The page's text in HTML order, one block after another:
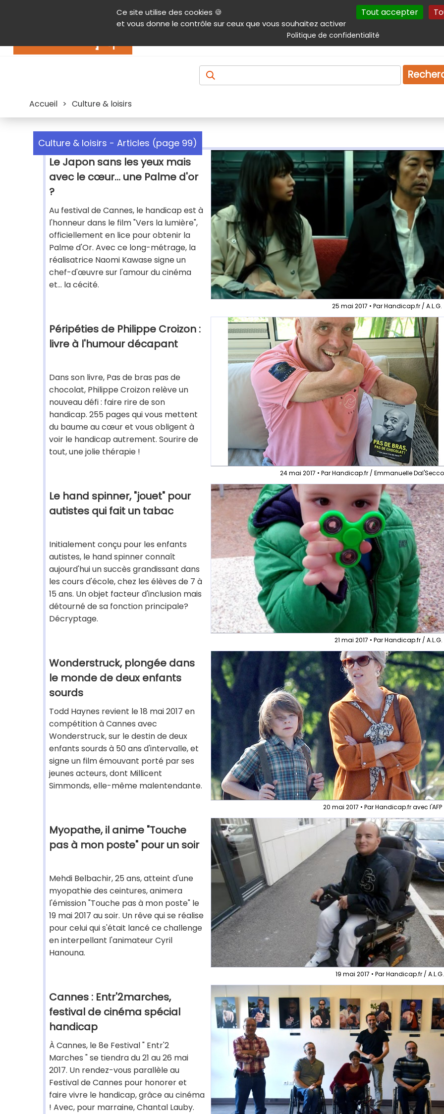
Ce site utilise des cookies 🍪
et vous donne le contrôle sur ceux que vous souhaitez activer
Tout accepter
Politique de confidentialité
Contenu Aide et accessibilité Menu principal Autres services Plan du site
Produits & services Emploi Droit
Accueil > Culture & loisirs
Culture & loisirs - Articles (page 99)
Le Japon sans les yeux mais
avec le cœur... une Palme d'or
?
Au festival de Cannes, le handicap est à
l'honneur dans le film "Vers la lumière",
officiellement en lice pour obtenir la
Palme d'Or. Avec ce long-métrage, la
réalisatrice Naomi Kawase signe un
chef-d'œuvre sur l'amour du cinéma
et... la cécité.
25 mai 2017 • Par Handicap.fr / A.L.G.
Péripéties de Philippe Croizon :
livre à l'humour décapant
Dans son livre, Pas de bras pas de
chocolat, Philippe Croizon relève un
nouveau défi : faire rire de son
handicap. 255 pages qui vous mettent
du baume au cœur et vous obligent à
voir le handicap autrement. Sourire de
tout, une jolie thérapie !
24 mai 2017 • Par Handicap.fr / Emmanuelle
Le hand spinner, "jouet" pour
autistes qui fait un tabac
Initialement conçu pour les enfants
autistes, le hand spinner connaît
aujourd'hui un succès grandissant dans
les cours d'école, chez les élèves de 7 à
15 ans. Un objet facteur d'inclusion mais
détourné de sa fonction principale?
Décryptage.
21 mai 2017 • Par Handicap.fr / A.L.G.
Wonderstruck, plongée dans
le monde de deux enfants
sourds
Todd Haynes revient le 18 mai 2017 en
compétition à Cannes avec
Wonderstruck, sur le destin de deux
enfants sourds à 50 ans d'intervalle, et
signe un film émouvant porté par ses
jeunes acteurs, dont Millicent
Simmonds, elle-même malentendante.
20 mai 2017 • Par Handicap.fr avec l'AFP
Myopathe, il anime "Touche
pas à mon poste" pour un soir
Mehdi Belbachir, 25 ans, atteint d'une
myopathie des ceintures, animera
l'émission "Touche pas à mon poste" le
19 mai 2017 au soir. Un rêve qui se réalise
pour celui qui s'était lancé ce challenge
en interpellant l'animateur Cyril
Hanouna.
19 mai 2017 • Par Handicap.fr /
Cannes : Entr'2marches,
festival de cinéma spécial
handicap
À Cannes, le 8e Festival " Entr'2
Marches " se tiendra du 21 au 26 mai
2017. Un rendez-vous parallèle au
Festival de Cannes pour honorer et
faire vivre le handicap, grâce au cinéma
! Avec, pour marraine, Chantal Lauby.